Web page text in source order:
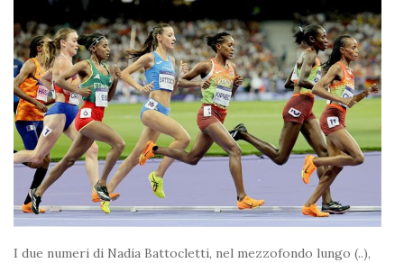
I due numeri di Nadia Battocletti, nel mezzofondo lungo (..),